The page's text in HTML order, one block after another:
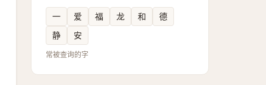
一 爱 福 龙 和
德
静
安
常被查询的字